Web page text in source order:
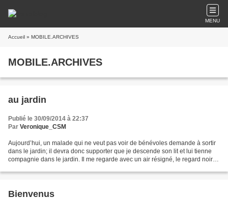
MENU
Accueil » MOBILE.ARCHIVES
MOBILE.ARCHIVES
au jardin
Publié le 30/09/2014 à 22:37
Par Veronique_CSM
Aujourd’hui, un malade qui ne veut pas voir de bénévoles demande à sortir
dans le jardin; il devra donc supporter que je descende son lit et lui tienne
compagnie dans le jardin. Il me regarde avec un air résigné, le regard noir et
Bienvenus